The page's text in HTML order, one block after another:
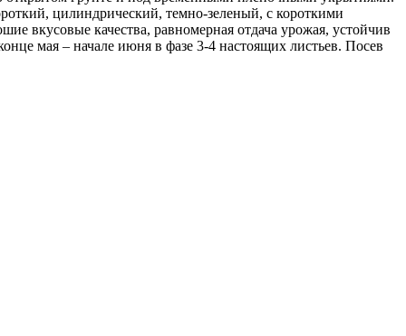
цилиндрический, темно-зеленый, с короткими
вкусовые качества, равномерная отдача урожая, устойчив
мая – начале июня в фазе 3-4 настоящих листьев. Посев